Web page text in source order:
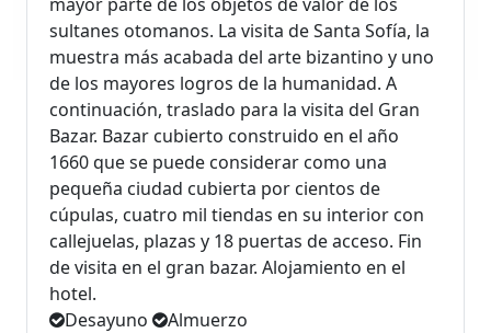
sultanes otomanos. La visita de Santa Sofía, la
muestra más acabada del arte bizantino y uno
de los mayores logros de la humanidad. A
continuación, traslado para la visita del Gran
Bazar. Bazar cubierto construido en el año
1660 que se puede considerar como una
pequeña ciudad cubierta por cientos de
cúpulas, cuatro mil tiendas en su interior con
callejuelas, plazas y 18 puertas de acceso. Fin
de visita en el gran bazar. Alojamiento en el
hotel.
Desayuno
Almuerzo